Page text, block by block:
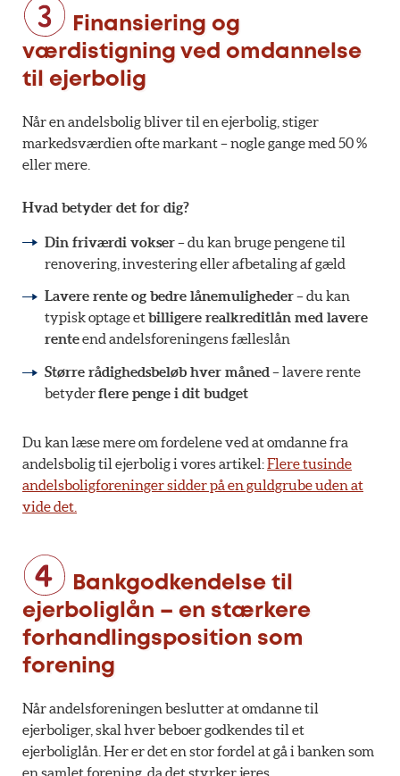
Finansiering og
værdistigning ved omdannelse
til ejerbolig
Når en andelsbolig bliver til en ejerbolig, stiger
markedsværdien ofte markant – nogle gange med 50 %
eller mere.
Hvad betyder det for dig?
Din friværdi vokser– du kan bruge pengene til
renovering, investering eller afbetaling af gæld
Lavere rente og bedre lånemuligheder– du kan
typisk optage etbilligere realkreditlån med lavere
renteend andelsforeningens fælleslån
Større rådighedsbeløb hver måned – lavere rente
betyderflere penge i dit budget
Du kan læse mere om fordelene ved at omdanne fra
andelsbolig til ejerbolig i vores artikel:Flere tusinde
andelsboligforeninger sidder på en guldgrube uden at
vide det.
Bankgodkendelse til
ejerboliglån – en stærkere
forhandlingsposition som
forening
Når andelsforeningen beslutter at omdanne til
ejerboliger, skal hver beboer godkendes til et
ejerboliglån. Her er det en stor fordel at gå i banken som
en samlet forening, da det styrker jeres